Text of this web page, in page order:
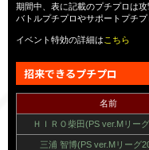
期間中、表に記載のプチプロは
バトルプチプロやサポートプチプ
イベント特効の詳細は こちら
招来できるプチプロ
名前
ＨＩＲＯ柴田(PS ver.Mリー
三浦 智博(PS ver.Mリーグ